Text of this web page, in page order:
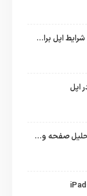
برنامه Apple Upgrade معرفی شد؛ شرایط اپل برای اجاره آیفون، آیپد، مک و اپل واچ
نسخه مک گوگل Gemini با قابلیت تحلیل صفحه و دستورات صوتی در به‌روزرسانی جدید